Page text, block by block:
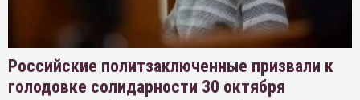
Российские политзаключенные призвали к
голодовке солидарности 30 октября